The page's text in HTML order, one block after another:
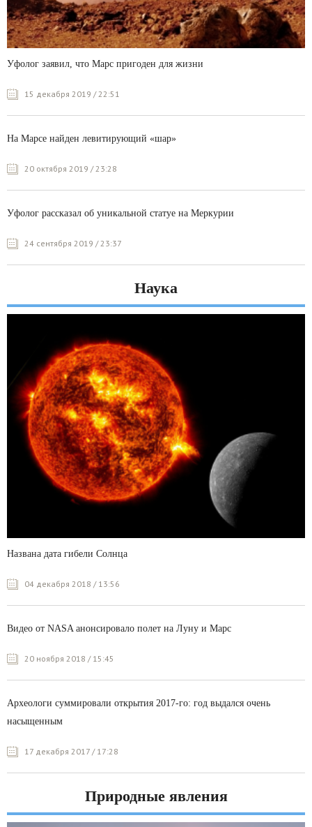
Уфолог заявил, что Марс пригоден для жизни
15 декабря 2019 / 22:51
На Марсе найден левитирующий «шар»
20 октября 2019 / 23:28
Уфолог рассказал об уникальной статуе на Меркурии
24 сентября 2019 / 23:37
Наука
Названа дата гибели Солнца
04 декабря 2018 / 13:56
Видео от NASA анонсировало полет на Луну и Марс
20 ноября 2018 / 15:45
Археологи суммировали открытия 2017-го: год выдался очень
насыщенным
17 декабря 2017 / 17:28
Природные явления